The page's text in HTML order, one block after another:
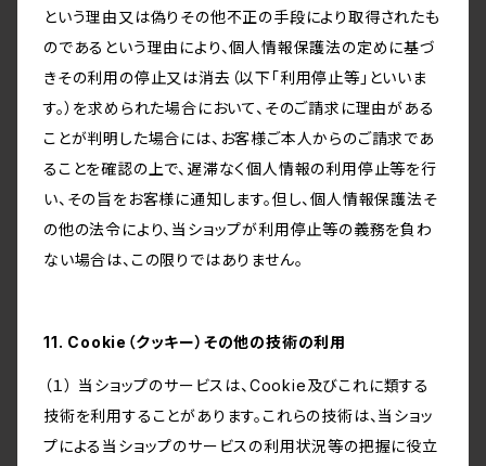
という理由又は偽りその他不正の手段により取得されたも
のであるという理由により、個人情報保護法の定めに基づ
きその利用の停止又は消去（以下「利用停止等」といいま
す。）を求められた場合において、そのご請求に理由がある
ことが判明した場合には、お客様ご本人からのご請求であ
ることを確認の上で、遅滞なく個人情報の利用停止等を行
い、その旨をお客様に通知します。但し、個人情報保護法そ
の他の法令により、当ショップが利用停止等の義務を負わ
ない場合は、この限りではありません。
11. Cookie（クッキー）その他の技術の利用
（１） 当ショップのサービスは、Cookie及びこれに類する
技術を利用することがあります。これらの技術は、当ショッ
プによる当ショップのサービスの利用状況等の把握に役立